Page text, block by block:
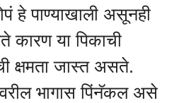
हे पाण्याखाली असूनही
कारण या पिकाची
क्षमता जास्त असते.
वरील भागास पिंनॅकल असे